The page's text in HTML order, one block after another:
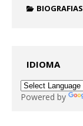
BIOGRAFIAS
IDIOMA
Powered by